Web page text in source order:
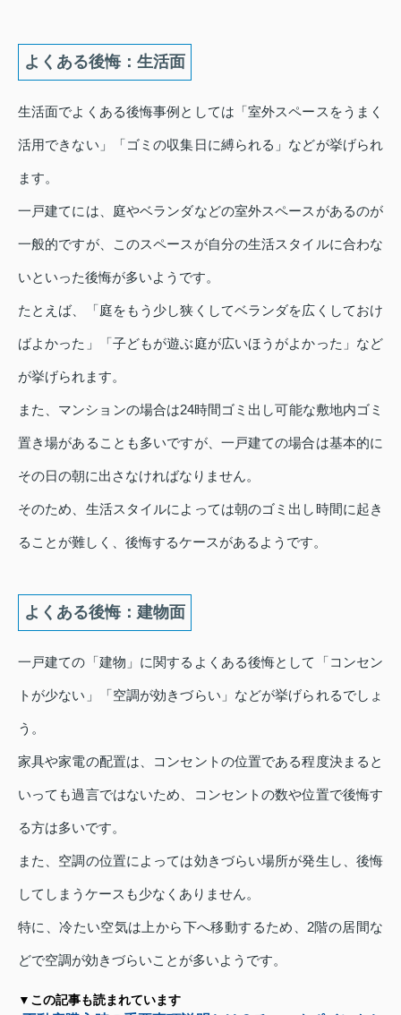
よくある後悔：生活面
生活面でよくある後悔事例としては「室外スペースをうまく
活用できない」「ゴミの収集日に縛られる」などが挙げられ
ます。
一戸建てには、庭やベランダなどの室外スペースがあるのが
一般的ですが、このスペースが自分の生活スタイルに合わな
いといった後悔が多いようです。
たとえば、「庭をもう少し狭くしてベランダを広くしておけ
ばよかった」「子どもが遊ぶ庭が広いほうがよかった」など
が挙げられます。
また、マンションの場合は24時間ゴミ出し可能な敷地内ゴミ
置き場があることも多いですが、一戸建ての場合は基本的に
その日の朝に出さなければなりません。
そのため、生活スタイルによっては朝のゴミ出し時間に起き
ることが難しく、後悔するケースがあるようです。
よくある後悔：建物面
一戸建ての「建物」に関するよくある後悔として「コンセン
トが少ない」「空調が効きづらい」などが挙げられるでしょ
う。
家具や家電の配置は、コンセントの位置である程度決まると
いっても過言ではないため、コンセントの数や位置で後悔す
る方は多いです。
また、空調の位置によっては効きづらい場所が発生し、後悔
してしまうケースも少なくありません。
特に、冷たい空気は上から下へ移動するため、2階の居間な
どで空調が効きづらいことが多いようです。
▼この記事も読まれています